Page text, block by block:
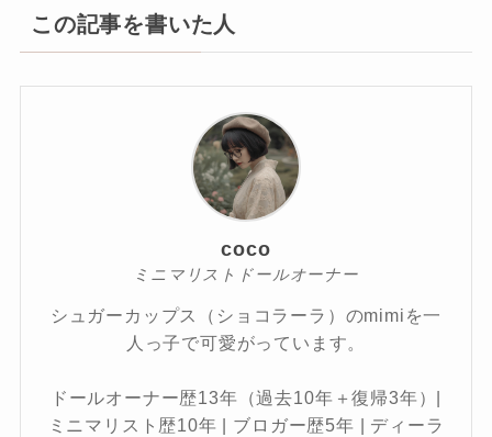
この記事を書いた人
coco
ミニマリストドールオーナー
シュガーカップス（ショコラーラ）のmimiを一
人っ子で可愛がっています。
ドールオーナー歴13年（過去10年＋復帰3年）|
ミニマリスト歴10年 | ブロガー歴5年 | ディーラ